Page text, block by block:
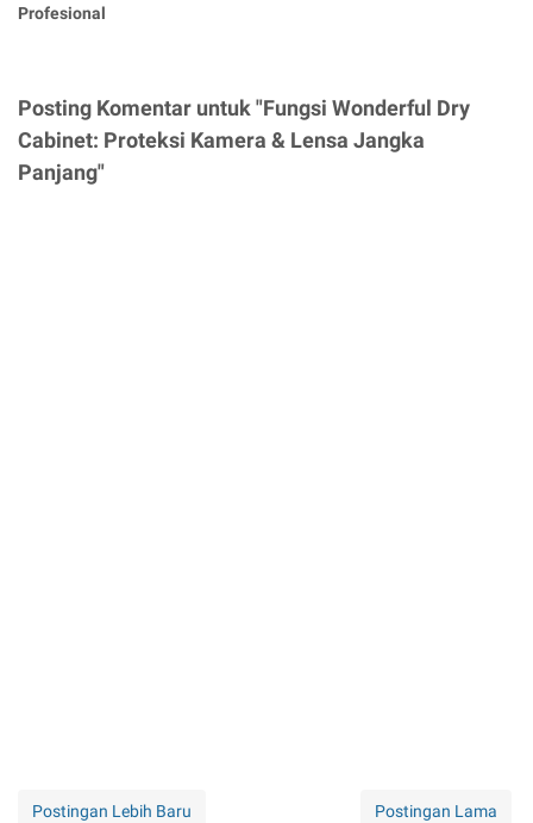
Profesional
Posting Komentar untuk "Fungsi Wonderful Dry
Cabinet: Proteksi Kamera & Lensa Jangka
Panjang"
Postingan Lebih Baru Postingan Lama